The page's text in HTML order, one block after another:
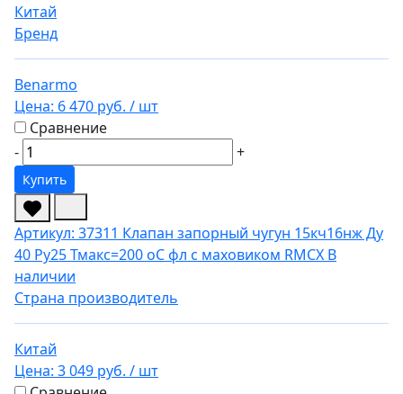
Китай
Бренд
Benarmo
Цена: 6 470 руб. / шт
Сравнение
-
+
Купить
Артикул: 37311 Клапан запорный чугун 15кч16нж Ду
40 Ру25 Тмакс=200 оС фл с маховиком RMCX В
наличии
Страна производитель
Китай
Цена: 3 049 руб. / шт